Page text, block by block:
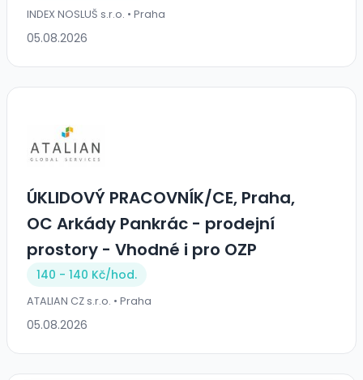
INDEX NOSLUŠ s.r.o. • Praha
05.08.2026
ÚKLIDOVÝ PRACOVNÍK/CE, Praha,
OC Arkády Pankrác - prodejní
prostory - Vhodné i pro OZP
140 - 140 Kč/hod.
ATALIAN CZ s.r.o. • Praha
05.08.2026